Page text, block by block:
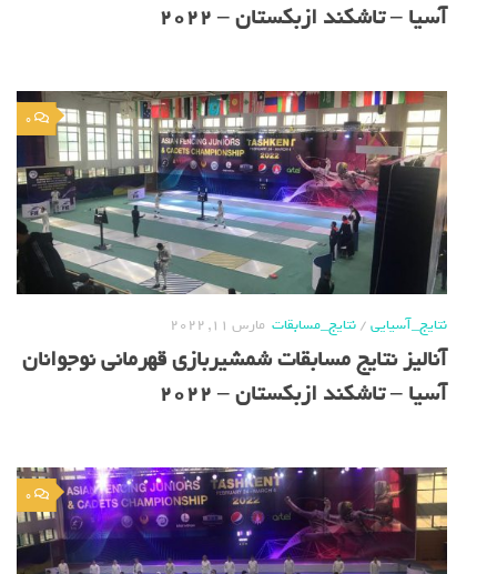
آسیا – تاشکند ازبکستان – 2022
0
نتایج_آسیایی/نتایج_مسابقات مارس 11, 2022
آنالیز نتایج مسابقات شمشیربازی قهرمانی نوجوانان
آسیا – تاشکند ازبکستان – 2022
0